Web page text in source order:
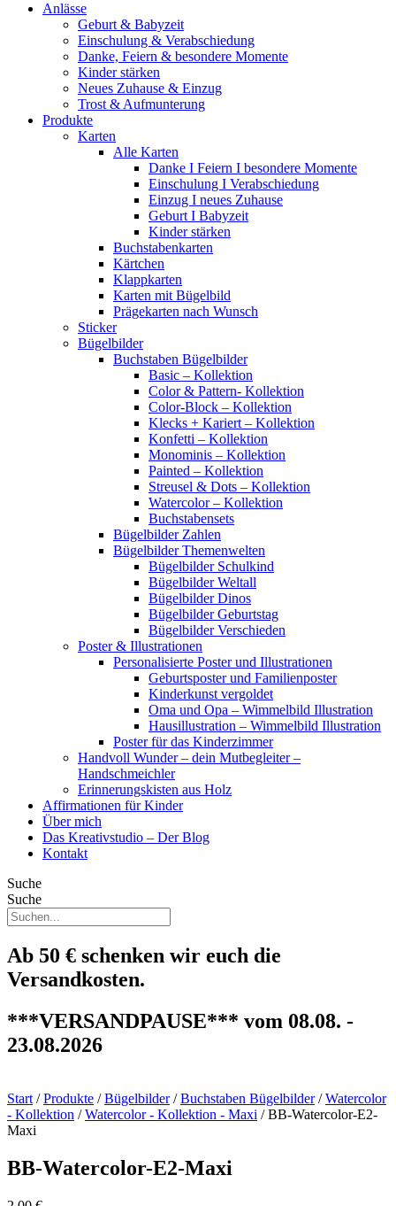
Anlässe
Geburt & Babyzeit
Einschulung & Verabschiedung
Danke, Feiern & besondere Momente
Kinder stärken
Neues Zuhause & Einzug
Trost & Aufmunterung
Produkte
Karten
Alle Karten
Danke I Feiern I besondere Momente
Einschulung I Verabschiedung
Einzug I neues Zuhause
Geburt I Babyzeit
Kinder stärken
Buchstabenkarten
Kärtchen
Klappkarten
Karten mit Bügelbild
Prägekarten nach Wunsch
Sticker
Bügelbilder
Buchstaben Bügelbilder
Basic – Kollektion
Color & Pattern- Kollektion
Color-Block – Kollektion
Klecks + Kariert – Kollektion
Konfetti – Kollektion
Monominis – Kollektion
Painted – Kollektion
Streusel & Dots – Kollektion
Watercolor – Kollektion
Buchstabensets
Bügelbilder Zahlen
Bügelbilder Themenwelten
Bügelbilder Schulkind
Bügelbilder Weltall
Bügelbilder Dinos
Bügelbilder Geburtstag
Bügelbilder Verschieden
Poster & Illustrationen
Personalisierte Poster und Illustrationen
Geburtsposter und Familienposter
Kinderkunst vergoldet
Oma und Opa – Wimmelbild Illustration
Hausillustration – Wimmelbild Illustration
Poster für das Kinderzimmer
Handvoll Wunder – dein Mutbegleiter –
Handschmeichler
Erinnerungskisten aus Holz
Affirmationen für Kinder
Über mich
Das Kreativstudio – Der Blog
Kontakt
Suche
Suche
Ab 50 € schenken wir euch die
Versandkosten.
***VERSANDPAUSE*** vom 08.08. -
23.08.2026
Start /Produkte /Bügelbilder/Buchstaben Bügelbilder/Watercolor
- Kollektion /Watercolor - Kollektion - Maxi / BB-Watercolor-E2-
Maxi
BB-Watercolor-E2-Maxi